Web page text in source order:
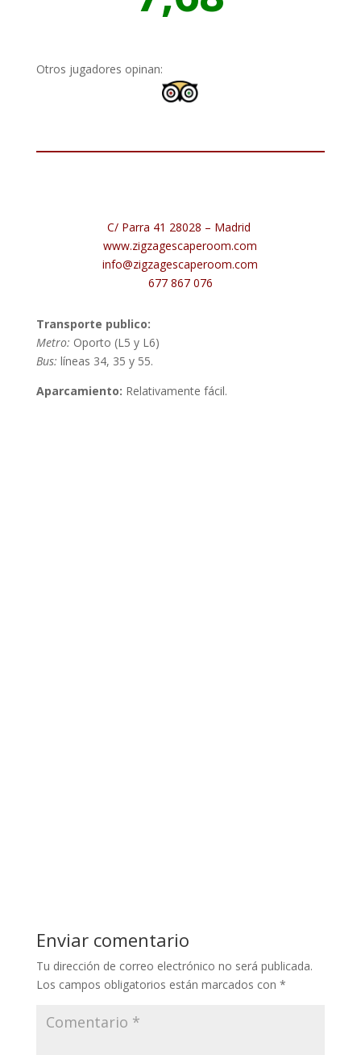
Otros jugadores opinan:
C/ Parra 41 28028 – Madrid
www.zigzagescaperoom.com
info@zigzagescaperoom.com
677 867 076
Transporte publico:
Metro: Oporto (L5 y L6)
Bus: líneas 34, 35 y 55.
Aparcamiento: Relativamente fácil.
Enviar comentario
Tu dirección de correo electrónico no será publicada.
Los campos obligatorios están marcados con *